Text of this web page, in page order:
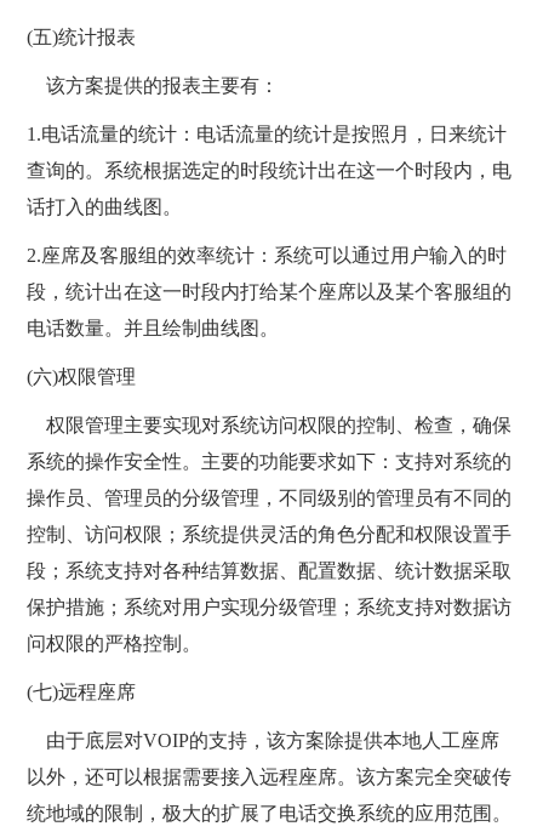
(五)统计报表
该方案提供的报表主要有：
1.电话流量的统计：电话流量的统计是按照月，日来统计
查询的。系统根据选定的时段统计出在这一个时段内，电
话打入的曲线图。
2.座席及客服组的效率统计：系统可以通过用户输入的时
段，统计出在这一时段内打给某个座席以及某个客服组的
电话数量。并且绘制曲线图。
(六)权限管理
权限管理主要实现对系统访问权限的控制、检查，确保
系统的操作安全性。主要的功能要求如下：支持对系统的
操作员、管理员的分级管理，不同级别的管理员有不同的
控制、访问权限；系统提供灵活的角色分配和权限设置手
段；系统支持对各种结算数据、配置数据、统计数据采取
保护措施；系统对用户实现分级管理；系统支持对数据访
问权限的严格控制。
(七)远程座席
由于底层对VOIP的支持，该方案除提供本地人工座席
以外，还可以根据需要接入远程座席。该方案完全突破传
统地域的限制，极大的扩展了电话交换系统的应用范围。